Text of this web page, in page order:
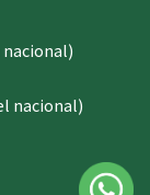
nacional)
nacional)